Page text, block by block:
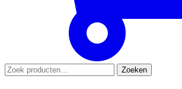
Zoeken
naar:
Zoeken